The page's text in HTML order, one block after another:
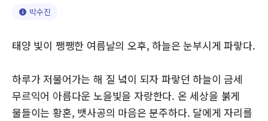
박수진
태양 빛이 쨍쨍한 여름날의 오후, 하늘은 눈부시게 파랗다.
하루가 저물어가는 해 질 녘이 되자 파랗던 하늘이 금세
무르익어 아름다운 노을빛을 자랑한다. 온 세상을 붉게
물들이는 황혼, 뱃사공의 마음은 분주하다. 달에게 자리를